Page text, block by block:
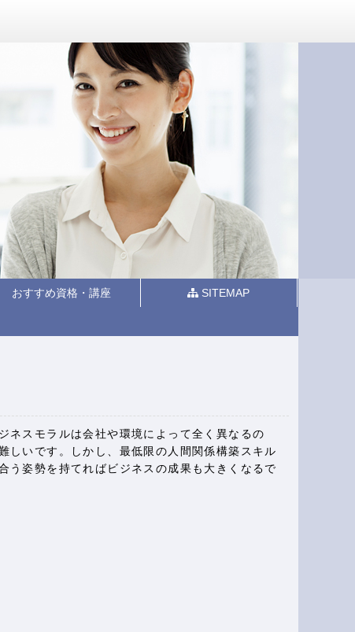
おすすめ資格・講座 SITEMAP
ネスモラルは会社や環境によって全く異なるの
しいです。しかし、最低限の人間関係構築スキル
う姿勢を持てればビジネスの成果も大きくなるで